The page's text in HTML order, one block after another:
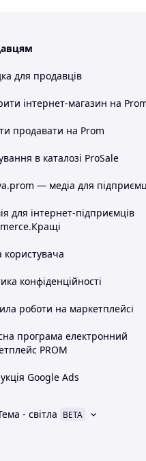
для продавців
інтернет-магазин на
продавати на Prom
в каталозі ProSale
— медіа для
для інтернет-підприємців
користувача
конфіденційності
роботи на маркетплейсі
програма електронний
PROM
Google Ads
- світла BETA